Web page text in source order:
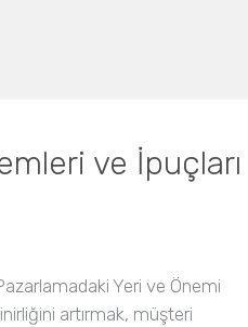
ve İpuçları
Yeri ve Önemi
artırmak, müşteri